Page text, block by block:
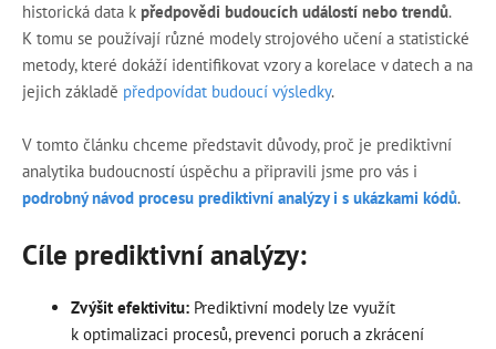
historická data k předpovědi budoucích událostí nebo trendů.
K tomu se používají různé modely strojového učení a statistické
metody, které dokáží identifikovat vzory a korelace v datech a na
jejich základě předpovídat budoucí výsledky.
V tomto článku chceme představit důvody, proč je prediktivní
analytika budoucností úspěchu a připravili jsme pro vás i
podrobný návod procesu prediktivní analýzy i s ukázkami kódů.
Cíle prediktivní analýzy:
Zvýšit efektivitu:Prediktivní modely lze využít
k optimalizaci procesů, prevenci poruch a zkrácení